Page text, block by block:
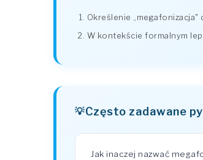
Określenie
W kontekście formalnym
Często zadawane
Jak inaczej nazwać